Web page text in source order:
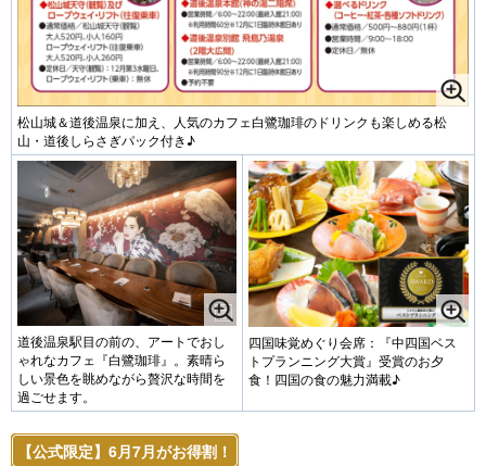
松山城＆道後温泉に加え、人気のカフェ白鷺珈琲のドリンクも楽しめる松
山・道後しらさぎパック付き♪
道後温泉駅目の前の、アートでおし
ゃれなカフェ『白鷺珈琲』。素晴ら
しい景色を眺めながら贅沢な時間を
過ごせます。
四国味覚めぐり会席：『中四国ベス
トプランニング大賞』受賞のお夕
食！四国の食の魅力満載♪
【公式限定】6月7月がお得割！